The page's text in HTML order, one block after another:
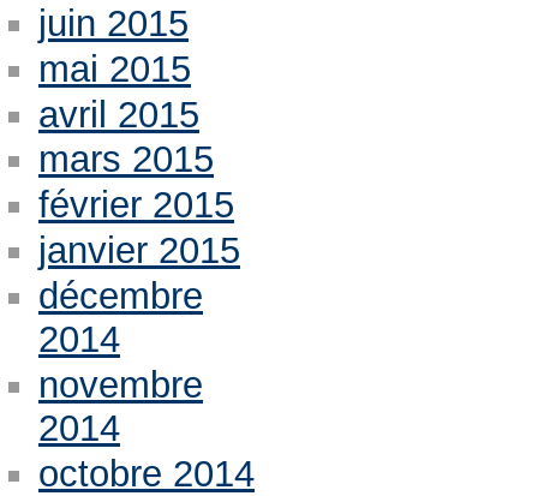
juin 2015
mai 2015
avril 2015
mars 2015
février 2015
janvier 2015
décembre
2014
novembre
2014
octobre 2014